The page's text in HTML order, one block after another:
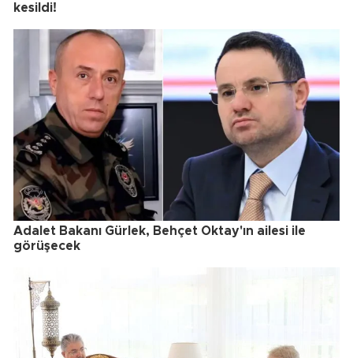
kesildi!
Adalet Bakanı Gürlek, Behçet Oktay'ın ailesi ile
görüşecek